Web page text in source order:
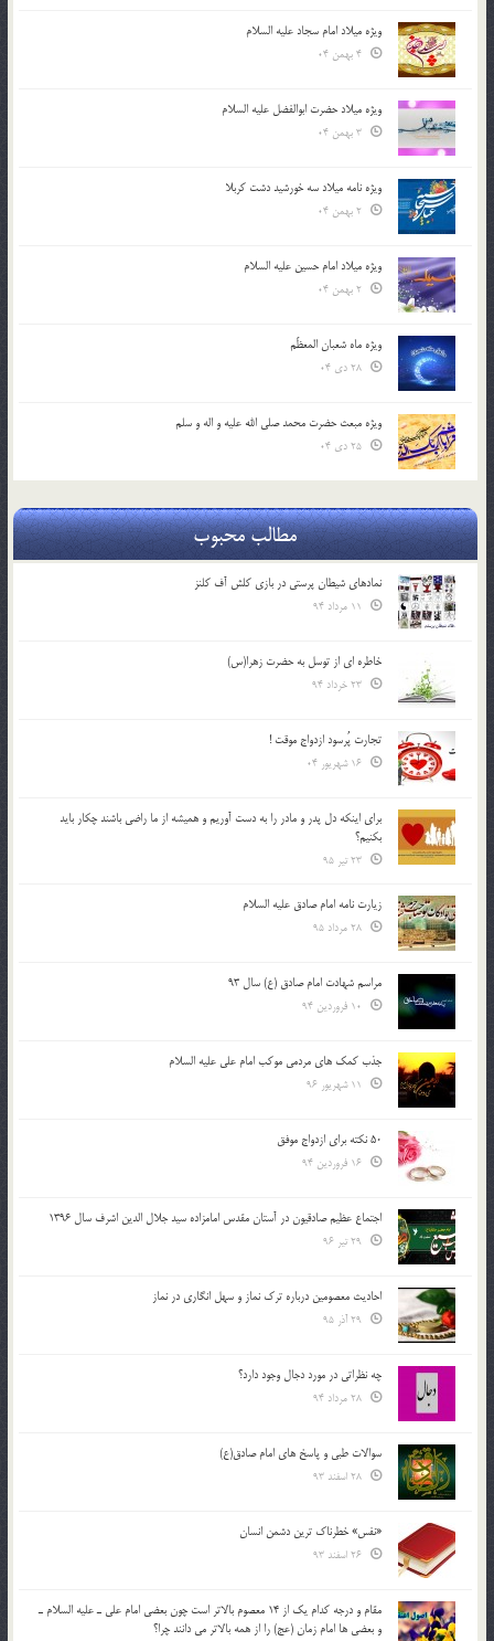
ویژه میلاد امام سجاد علیه السلام
ویژه میلاد حضرت ابوالفضل علیه السلام
ویژه نامه میلاد سه خورشید دشت کربلا
ویژه میلاد امام حسین علیه السلام
ویژه ماه شعبان المعظّم
ویژه مبعث حضرت محمد صلی الله علیه و اله و سلم
مطالب محبوب
نمادهای شیطان پرستی در بازی کلش آف کلنز
خاطره ای از توسل به حضرت زهرا(س)
تجارت پُرسود ازدواج موقت !
براي اينكه دل پدر و مادر را به دست آوريم و هميشه از ما راضي باشند چكار بايد
بكنيم؟
زیارت نامه امام صادق علیه السلام
مراسم شهادت امام صادق (ع) سال 93
جذب کمک های مردمی موکب امام علی علیه السلام
50 نکته برای ازدواج موفق
اجتماع عظیم صادقیون در آستان مقدس امامزاده سید جلال الدین اشرف سال 1396
احادیث معصومین درباره ترک نماز و سهل انگاری در نماز
چه نظراتی در مورد دجال وجود دارد؟
سوالات طبی و پاسخ های امام صادق(ع)
«نفس» خطرناک ترین دشمن انسان
مقام و درجه كدام يك از 14 معصوم بالاتر است چون بعضي امام علي ـ عليه السلام ـ
و بعضي ها امام زمان (عج) را از همه بالاتر مي دانند چرا؟